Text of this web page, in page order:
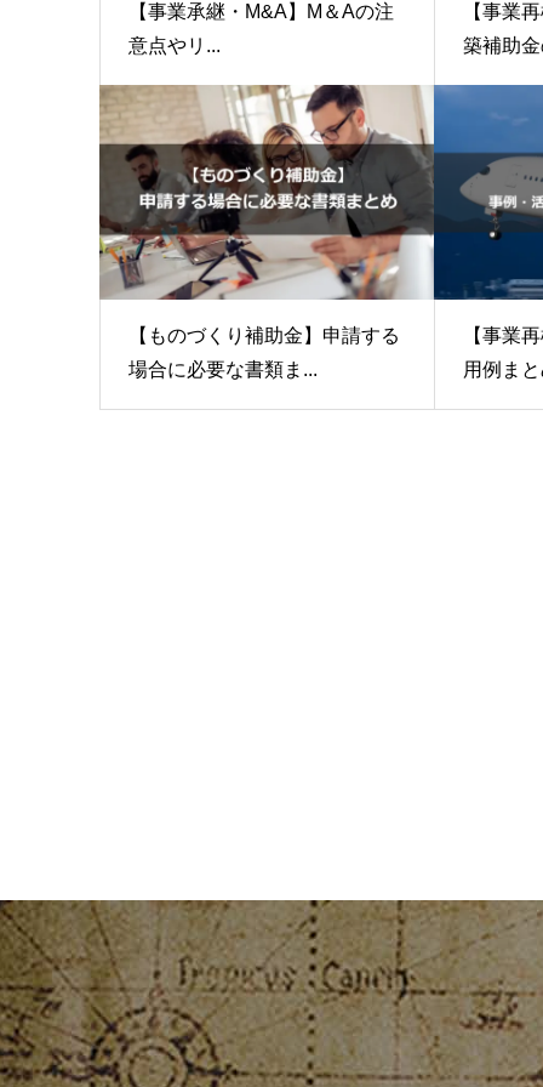
【事業承継・M&A】M＆Aの注
意点やリ...
【事業
築補助
【ものづくり補助金】申請する
場合に必要な書類ま...
【事業
用例ま